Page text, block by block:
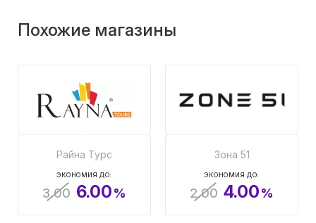
Похожие магазины
Райна Турс
ЭКОНОМИЯ ДО:
3.00 6.00%
Зона 51
ЭКОНОМИЯ ДО:
2.00 4.00%